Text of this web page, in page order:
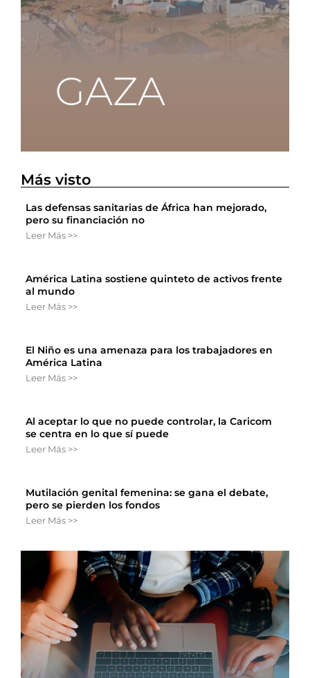
Más visto
Las defensas sanitarias de África han mejorado,
pero su financiación no
Leer Más >>
América Latina sostiene quinteto de activos frente
al mundo
Leer Más >>
El Niño es una amenaza para los trabajadores en
América Latina
Leer Más >>
Al aceptar lo que no puede controlar, la Caricom
se centra en lo que sí puede
Leer Más >>
Mutilación genital femenina: se gana el debate,
pero se pierden los fondos
Leer Más >>